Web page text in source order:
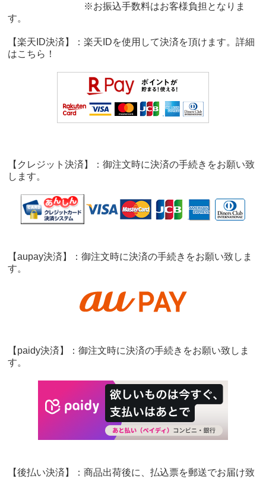
※お振込手数料はお客様負担となりま
す。
【楽天ID決済】：楽天IDを使用して決済を頂けます。詳細
はこちら！
【クレジット決済】：御注文時に決済の手続きをお願い致
します。
【aupay決済】：御注文時に決済の手続きをお願い致しま
す。
【paidy決済】：御注文時に決済の手続きをお願い致しま
す。
【後払い決済】：商品出荷後に、払込票を郵送でお届け致